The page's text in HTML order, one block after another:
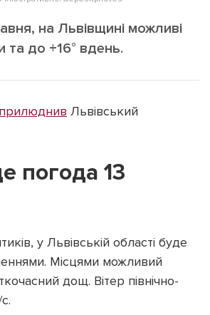
Реклама на сайті
на Львівщині можливі
та до +16° вдень.
Львівський
погода 13
у Львівській області буде
Місцями можливий
дощ. Вітер північно-